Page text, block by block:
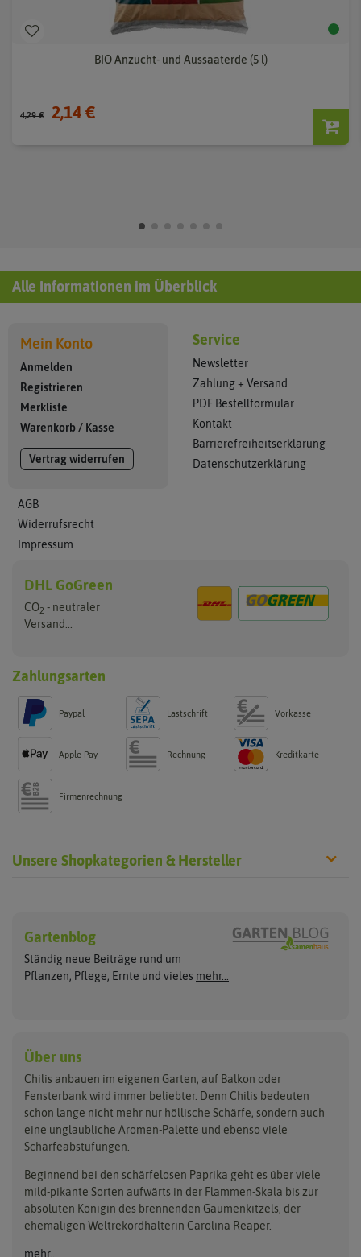
BIO Anzucht- und Aussaaterde (5 l)
4,29 € 2,14 €
Alle Informationen im Überblick
Mein Konto
Anmelden
Registrieren
Merkliste
Warenkorb / Kasse
Vertrag widerrufen
AGB
Widerrufsrecht
Impressum
Service
Newsletter
Zahlung + Versand
PDF Bestellformular
Kontakt
Barrierefreiheitserklärung
Datenschutzerklärung
DHL GoGreen
CO2 - neutraler
Versand...
Zahlungsarten
Paypal Lastschrift Vorkasse
Apple Pay Rechnung Kreditkarte
Firmenrechnung
Unsere Shopkategorien & Hersteller
Wilde Sorten
Asiatische Sorten
Jalapenosamen
Habanerosamen
Asien Chilipflanzen
Habaneropflanzen
Jalapenopflanzen
Anzucht, Kultivierung
& Ernte
Pikieren
Auspflanzen
Überwintern
Arche Noah
ASB Greenworld
Buzzy Seeds
Carl Pabst
COMPO
Culinaris - Saatgut für
De Bolster Bio-Samen
Gusta Garden
Jiffy
Ladbrooke Soil Blockers
Lehmann Natur
Saflax
Samen Maier
Gartenblog
Ständig neue Beiträge rund um
Pflanzen, Pflege, Ernte und vieles mehr...
Über uns
Chilis anbauen im eigenen Garten, auf Balkon oder
Fensterbank wird immer beliebter. Denn Chilis bedeuten
schon lange nicht mehr nur höllische Schärfe, sondern auch
eine unglaubliche Aromen-Palette und ebenso viele
Schärfeabstufungen.
Beginnend bei den schärfelosen Paprika geht es über viele
mild-pikante Sorten aufwärts in der Flammen-Skala bis zur
absoluten Königin des brennenden Gaumenkitzels, der
ehemaligen Weltrekordhalterin Carolina Reaper.
mehr...